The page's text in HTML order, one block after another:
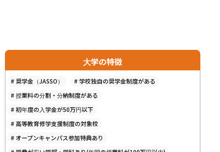
大学の特徴
# 奨学金（JASSO） # 学校独自の奨学金制度がある
#授業料の分割・分納制度がある
#初年度の入学金が50万円以下
#高等教育修学支援制度の対象校
#オープンキャンパス参加特典あり